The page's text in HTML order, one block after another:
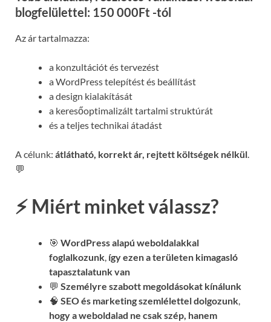
blogfelülettel: 150 000Ft -tól
Az ár tartalmazza:
a konzultációt és tervezést
a WordPress telepítést és beállítást
a design kialakítását
a keresőoptimalizált tartalmi struktúrát
és a teljes technikai átadást
A célunk: átlátható, korrekt ár, rejtett költségek nélkül.
💬
⚡ Miért minket válassz?
🎯 WordPress alapú weboldalakkal
foglalkozunk, így ezen a területen kimagasló
tapasztalatunk van
💬 Személyre szabott megoldásokat kínálunk
🧠 SEO és marketing szemlélettel dolgozunk,
hogy a weboldalad ne csak szép, hanem